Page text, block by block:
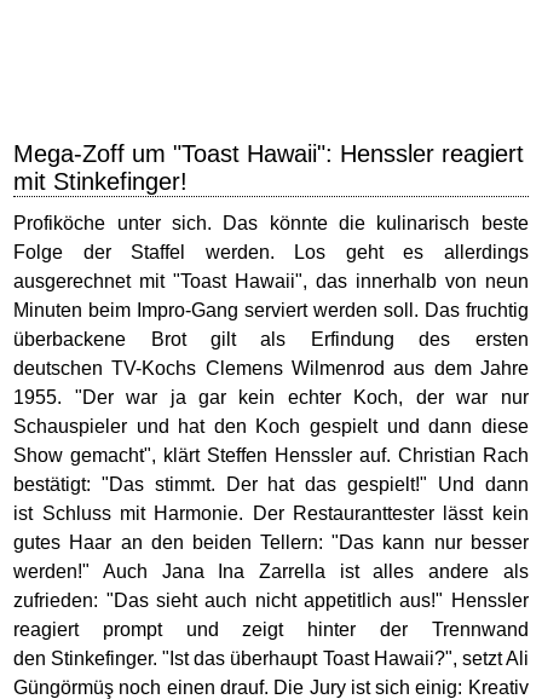
Mega-Zoff um "Toast Hawaii": Henssler reagiert
mit Stinkefinger!
Profiköche unter sich. Das könnte die kulinarisch beste
Folge der Staffel werden. Los geht es allerdings
ausgerechnet mit "Toast Hawaii", das innerhalb von neun
Minuten beim Impro-Gang serviert werden soll. Das fruchtig
überbackene Brot gilt als Erfindung des ersten
deutschen TV-Kochs Clemens Wilmenrod aus dem Jahre
1955. "Der war ja gar kein echter Koch, der war nur
Schauspieler und hat den Koch gespielt und dann diese
Show gemacht", klärt Steffen Henssler auf. Christian Rach
bestätigt: "Das stimmt. Der hat das gespielt!" Und dann
ist Schluss mit Harmonie. Der Restauranttester lässt kein
gutes Haar an den beiden Tellern: "Das kann nur besser
werden!" Auch Jana Ina Zarrella ist alles andere als
zufrieden: "Das sieht auch nicht appetitlich aus!" Henssler
reagiert prompt und zeigt hinter der Trennwand
den Stinkefinger. "Ist das überhaupt Toast Hawaii?", setzt Ali
Güngörmüş noch einen drauf. Die Jury ist sich einig: Kreativ